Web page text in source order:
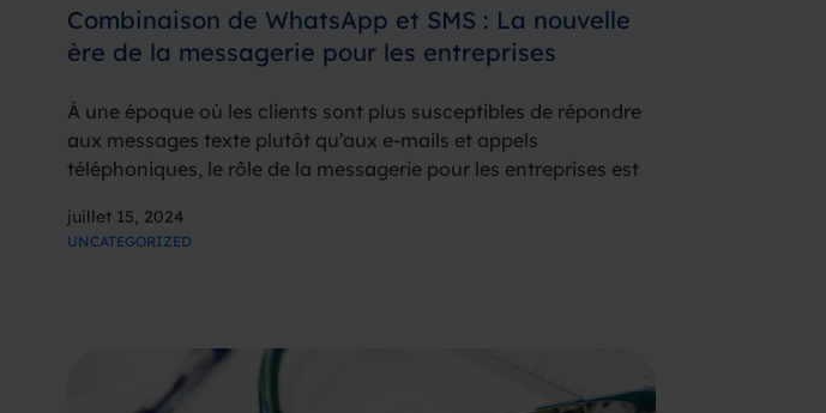
Combinaison de WhatsApp et SMS : La nouvelle
ère de la messagerie pour les entreprises
À une époque où les clients sont plus susceptibles de répondre
aux messages texte plutôt qu’aux e-mails et appels
téléphoniques, le rôle de la messagerie pour les entreprises est
plateforme numéro 1…
juillet 15, 2024
UNCATEGORIZED